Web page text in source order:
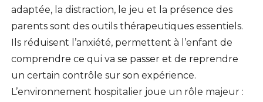
adaptée, la distraction, le jeu et la présence des
parents sont des outils thérapeutiques essentiels.
Ils réduisent l’anxiété, permettent à l’enfant de
comprendre ce qui va se passer et de reprendre
un certain contrôle sur son expérience.
L’environnement hospitalier joue un rôle majeur :